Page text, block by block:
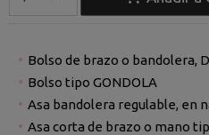
Bolso de brazo o bandolera,
Bolso tipo GONDOLA
Asa bandolera regulable, en
Asa corta de brazo o mano